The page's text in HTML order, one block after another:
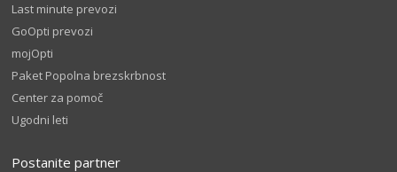
Last minute prevozi
GoOpti prevozi
mojOpti
Paket Popolna brezskrbnost
Center za pomoč
Ugodni leti
Postanite partner